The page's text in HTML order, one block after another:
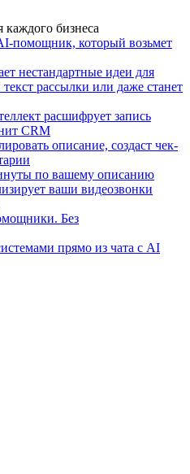
каждого бизнеса
помощник, который возьмет
нестандартные идеи для
рассылки или даже станет
расшифрует запись
CRM
описание, создаст чек-
по вашему описанию
ваши видеозвонки
Без
прямо из чата с AI